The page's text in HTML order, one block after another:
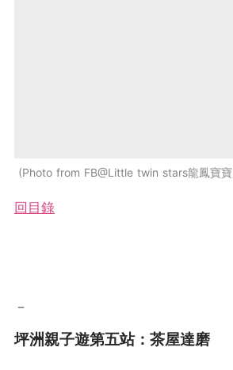
Photo from FB@Little twin stars龍鳳寶寶
回目錄
－
坪洲親子遊第五站：茶屋達磨